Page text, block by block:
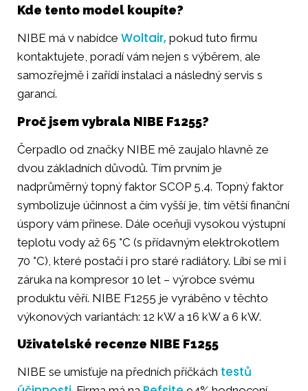
Kde tento model koupíte?
NIBE má v nabídce Woltair, pokud tuto firmu
kontaktujete, poradí vám nejen s výběrem, ale
samozřejmě i zařídí instalaci a následný servis s
garancí.
Proč jsem vybrala NIBE F1255?
Čerpadlo od značky NIBE mě zaujalo hlavně ze
dvou základních důvodů. Tím prvním je
nadprůměrný topný faktor SCOP 5,4. Topný faktor
symbolizuje účinnost a čím vyšší je, tím větší finanční
úspory vám přinese. Dále oceňuji vysokou výstupní
teplotu vody až 65 °C (s přídavným elektrokotlem
70 °C), které postačí i pro staré radiátory. Líbí se mi i
záruka na kompresor 10 let – výrobce svému
produktu věří. NIBE F1255 je vyráběno v těchto
výkonových variantách: 12 kW a 16 kW a 6 kW.
Uživatelské recenze NIBE F1255
NIBE se umisťuje na předních příčkách testů